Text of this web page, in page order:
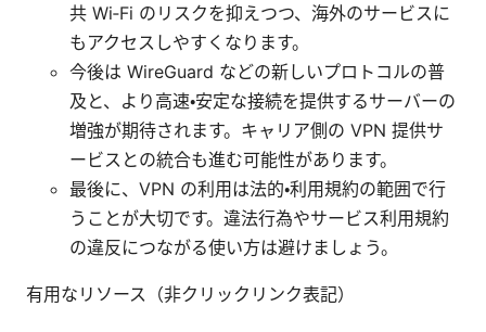
共 Wi‑Fi のリスクを抑えつつ、海外のサービスに
もアクセスしやすくなります。
今後は WireGuard などの新しいプロトコルの普
及と、より高速・安定な接続を提供するサーバーの
増強が期待されます。キャリア側の VPN 提供サ
ービスとの統合も進む可能性があります。
最後に、VPN の利用は法的・利用規約の範囲で行
うことが大切です。違法行為やサービス利用規約
の違反につながる使い方は避けましょう。
有用なリソース（非クリックリンク表記）